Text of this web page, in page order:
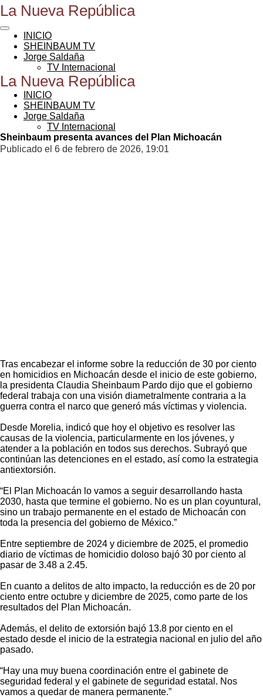
Ir
contenido
principal
La Nueva República
INICIO
SHEINBAUM TV
Jorge Saldaña
TV Internacional
La Nueva República
INICIO
SHEINBAUM TV
Jorge Saldaña
TV Internacional
Sheinbaum presenta avances del Plan Michoacán
Publicado el 6 de febrero de 2026, 19:01
Tras encabezar el informe sobre la reducción de 30 por ciento
en homicidios en Michoacán desde el inicio de este gobierno,
la presidenta Claudia Sheinbaum Pardo dijo que el gobierno
federal trabaja con una visión diametralmente contraria a la
guerra contra el narco que generó más víctimas y violencia.
Desde Morelia, indicó que hoy el objetivo es resolver las
causas de la violencia, particularmente en los jóvenes, y
atender a la población en todos sus derechos. Subrayó que
continúan las detenciones en el estado, así como la estrategia
antiextorsión.
“El Plan Michoacán lo vamos a seguir desarrollando hasta
2030, hasta que termine el gobierno. No es un plan coyuntural,
sino un trabajo permanente en el estado de Michoacán con
toda la presencia del gobierno de México.”
Entre septiembre de 2024 y diciembre de 2025, el promedio
diario de víctimas de homicidio doloso bajó 30 por ciento al
pasar de 3.48 a 2.45.
En cuanto a delitos de alto impacto, la reducción es de 20 por
ciento entre octubre y diciembre de 2025, como parte de los
resultados del Plan Michoacán.
Además, el delito de extorsión bajó 13.8 por ciento en el
estado desde el inicio de la estrategia nacional en julio del año
pasado.
“Hay una muy buena coordinación entre el gabinete de
seguridad federal y el gabinete de seguridad estatal. Nos
vamos a quedar de manera permanente.”